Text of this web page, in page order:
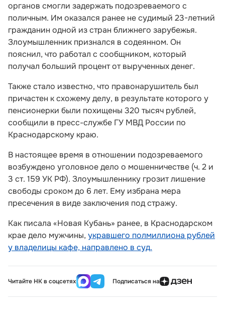
органов смогли задержать подозреваемого с
поличным. Им оказался ранее не судимый 23-летний
гражданин одной из стран ближнего зарубежья.
Злоумышленник признался в содеянном. Он
пояснил, что работал с сообщником, который
получал больший процент от вырученных денег.
Также стало известно, что правонарушитель был
причастен к схожему делу, в результате которого у
пенсионерки были похищены 320 тысяч рублей,
сообщили в пресс-службе ГУ МВД России по
Краснодарскому краю.
В настоящее время в отношении подозреваемого
возбуждено уголовное дело о мошенничестве (ч. 2 и
3 ст. 159 УК РФ). Злоумышленнику грозит лишение
свободы сроком до 6 лет. Ему избрана мера
пресечения в виде заключения под стражу.
Как писала «Новая Кубань» ранее, в Краснодарском
крае дело мужчины, укравшего полмиллиона рублей
у владелицы кафе, направлено в суд.
Читайте НК в соцсетях Подписаться на